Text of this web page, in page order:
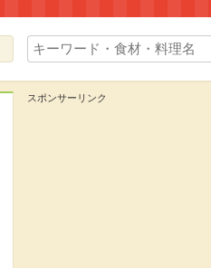
スポンサーリンク